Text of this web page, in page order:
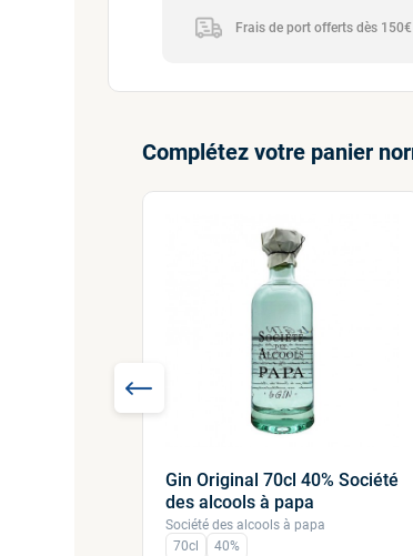
Frais de port offerts dès
Complétez votre panier
Gin Original 70cl 40% Société
des alcools à papa
Société des alcools à papa
70cl
40%